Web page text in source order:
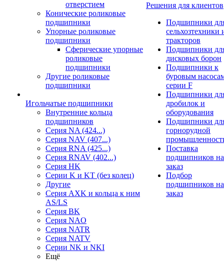
отверстием
Конические роликовые
подшипники
Упорные роликовые
подшипники
Сферические упорные
роликовые
подшипники
Другие роликовые
подшипники
Игольчатые подшипники
Внутренние кольца
подшипников
Серия NA (424...)
Серия NAV (407...)
Серия RNA (425...)
Серия RNAV (402...)
Серия HK
Серии K и KT (без колец)
Другие
Серия AXK и кольца к ним
AS/LS
Серия BK
Серия NAO
Серия NATR
Серия NATV
Серии NK и NKI
Ещё
Решения для клиентов
Подшипники
сельхозтехники
тракторов
Подшипники
дисковых борон
Подшипники к
буровым
серии F
Подшипники
дробилок и
оборудования
Подшипники
горнорудной
Поставка
подшипников на
заказ
Подбор
подшипников на
заказ